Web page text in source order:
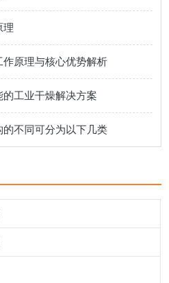
理
原理与核心优势解析
工业干燥解决方案
不同可分为以下几类